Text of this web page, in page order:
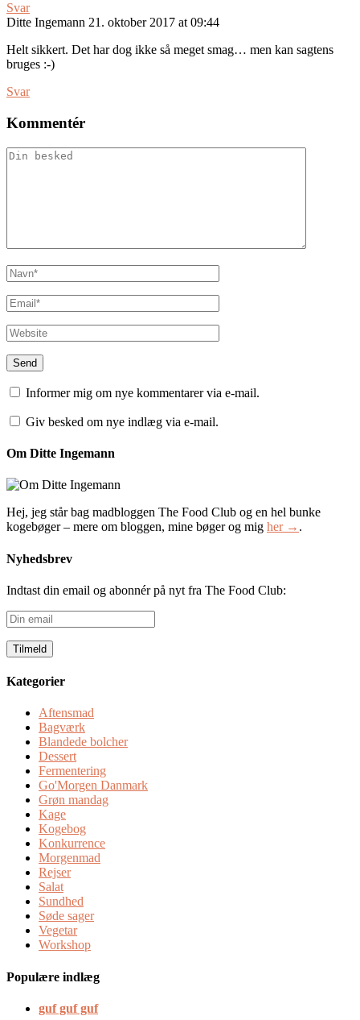
Svar
Ditte Ingemann 21. oktober 2017 at 09:44
Helt sikkert. Det har dog ikke så meget smag… men kan sagtens
bruges :-)
Svar
Kommentér
Informer mig om nye kommentarer via e-mail.
Giv besked om nye indlæg via e-mail.
Om Ditte Ingemann
Hej, jeg står bag madbloggen The Food Club og en hel bunke
kogebøger – mere om bloggen, mine bøger og mig her → .
Nyhedsbrev
Indtast din email og abonnér på nyt fra The Food Club:
Din
email
Kategorier
Aftensmad
Bagværk
Blandede bolcher
Dessert
Fermentering
Go'Morgen Danmark
Grøn mandag
Kage
Kogebog
Konkurrence
Morgenmad
Rejser
Salat
Sundhed
Søde sager
Vegetar
Workshop
Populære indlæg
guf guf guf